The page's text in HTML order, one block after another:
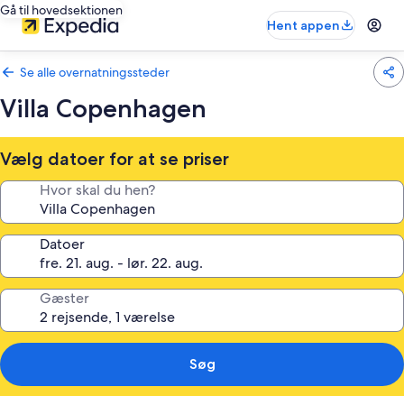
Gå til hovedsektionen
Hent appen
Se alle overnatningssteder
Villa Copenhagen
Vælg datoer for at se priser
Hvor skal du hen?
Datoer
Gæster
Søg